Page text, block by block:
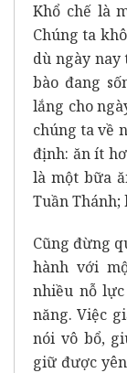
Khổ chế là
Chúng ta
dù ngày
bào đang
lắng cho
chúng ta về
định: ăn ít
là một bữa
Tuần Thánh;
Cũng đừng
hành với
nhiều nỗ
năng. Việc
nói vô bổ,
giữ được